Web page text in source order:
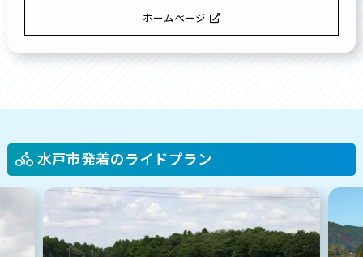
ホームページ
水戸市発着のライドプラン